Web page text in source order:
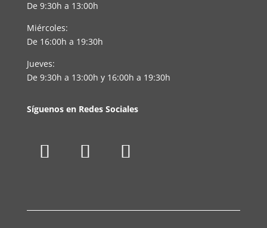
De 9:30h a 13:00h
Miércoles:
De 16:00h a 19:30h
Jueves:
De 9:30h a 13:00h y 16:00h a 19:30h
Síguenos en Redes Sociales